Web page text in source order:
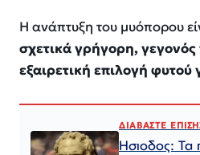
Η ανάπτυξη του μυόπορου
σχετικά γρήγορη, γεγονός
εξαιρετική επιλογή φυτού
ΔΙΑΒΑΣΤΕ
Ησιοδος: Τα